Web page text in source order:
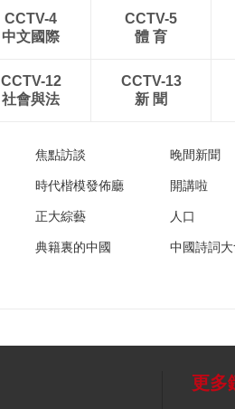
CCTV-4
中文國際
CCTV-5
體 育
CCTV-12
社會與法
CCTV-13
新 聞
焦點訪談 晚間新聞
時代楷模發佈廳 開講啦
正大綜藝 人口
典籍裏的中國 中國詩詞大
更多